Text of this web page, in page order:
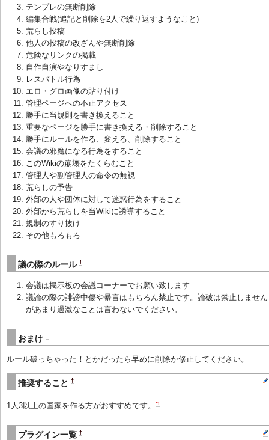
テンプレの無断削除
編集合戦(追記と削除を2人で繰り返すようなこと)
荒らし投稿
他人の投稿の改ざんや無断削除
危険なリンクの掲載
自作自演やなりすまし
レスバトル行為
エロ・グロ画像の貼り付け
管理ページへの不正アクセス
勝手に当規則を書き換えること
重要なページを勝手に書き換える・削除すること
勝手にルールを作る、変える、削除すること
会議の邪魔になる行為をすること
このWikiの崩壊をたくらむこと
管理人や副管理人の命令の無視
荒らしの予告
外部の人や団体に対して迷惑行為をすること
外部から荒らしを当Wikiに誘導すること
規制のすり抜け
その他もろもろ
議の際のルール †
会議は掲示板の会議コーナーでお願い致します
議論の際の誹謗中傷や暴言はもちろん禁止です。論破は禁止しません
があまり過激なことは言わないでください。
おまけ †
ルール破っちゃった！とかだったら早めに削除か修正してください。
推奨すること †
1人3以上の国家を作る方がおすすめです。 *1
プラグイン一覧 †